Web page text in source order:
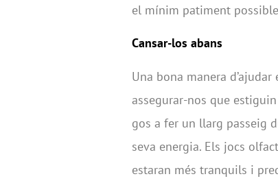
el mínim patiment
Cansar-los abans
Una bona manera
assegurar-nos que
gos a fer un llarg passeig
seva energia. Els jocs
estaran més tranquils i